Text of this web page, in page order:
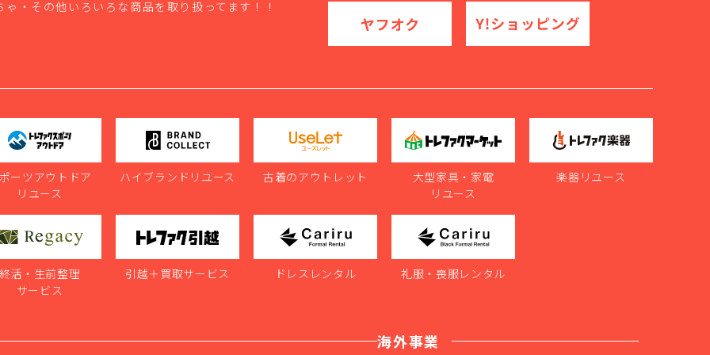
・その他いろいろな商品を取り扱ってます！！
ーツアウトドア
リユース
ハイブランドリユース 古着のアウトレット
大型家具・家電
リユース
楽器リユース
活・生前整理
サービス
引越＋買取サービス ドレスレンタル 礼服・喪服レンタル
海外事業